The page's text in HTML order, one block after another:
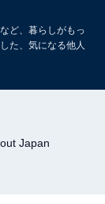
ど、暮らしがもっ
た、気になる他人
Japan